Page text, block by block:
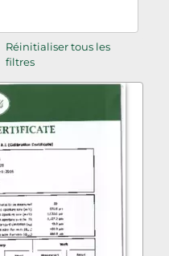
Réinitialiser tous les
filtres